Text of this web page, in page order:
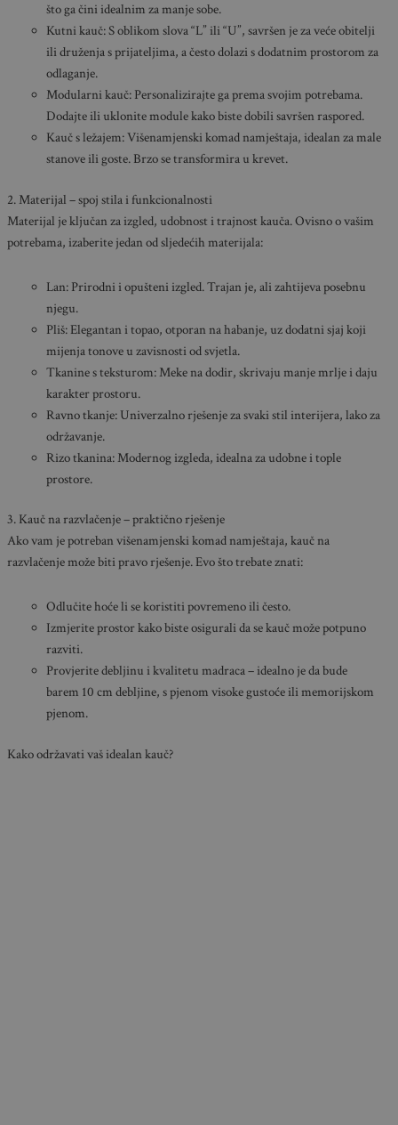
što ga čini idealnim za manje sobe.
Kutni kauč: S oblikom slova “L” ili “U”, savršen je za veće obitelji
ili druženja s prijateljima, a često dolazi s dodatnim prostorom za
odlaganje.
Modularni kauč: Personalizirajte ga prema svojim potrebama.
Dodajte ili uklonite module kako biste dobili savršen raspored.
Kauč s ležajem: Višenamjenski komad namještaja, idealan za male
stanove ili goste. Brzo se transformira u krevet.
2. Materijal – spoj stila i funkcionalnosti
Materijal je ključan za izgled, udobnost i trajnost kauča. Ovisno o vašim
potrebama, izaberite jedan od sljedećih materijala:
Lan: Prirodni i opušteni izgled. Trajan je, ali zahtijeva posebnu
njegu.
Pliš: Elegantan i topao, otporan na habanje, uz dodatni sjaj koji
mijenja tonove u zavisnosti od svjetla.
Tkanine s teksturom: Meke na dodir, skrivaju manje mrlje i daju
karakter prostoru.
Ravno tkanje: Univerzalno rješenje za svaki stil interijera, lako za
održavanje.
Rizo tkanina: Modernog izgleda, idealna za udobne i tople
prostore.
3. Kauč na razvlačenje – praktično rješenje
Ako vam je potreban višenamjenski komad namještaja, kauč na
razvlačenje može biti pravo rješenje. Evo što trebate znati:
Odlučite hoće li se koristiti povremeno ili često.
Izmjerite prostor kako biste osigurali da se kauč može potpuno
razviti.
Provjerite debljinu i kvalitetu madraca – idealno je da bude
barem 10 cm debljine, s pjenom visoke gustoće ili memorijskom
pjenom.
Kako održavati vaš idealan kauč?